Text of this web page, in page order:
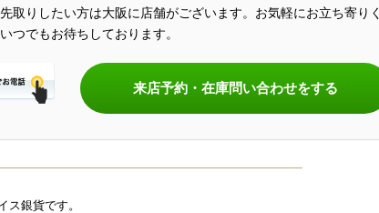
取りしたい方は大阪に店舗がございます。お気軽にお立ち寄りく
つでもお待ちしております。
来店予約・在庫問い合わせをする
ス銀貨です。